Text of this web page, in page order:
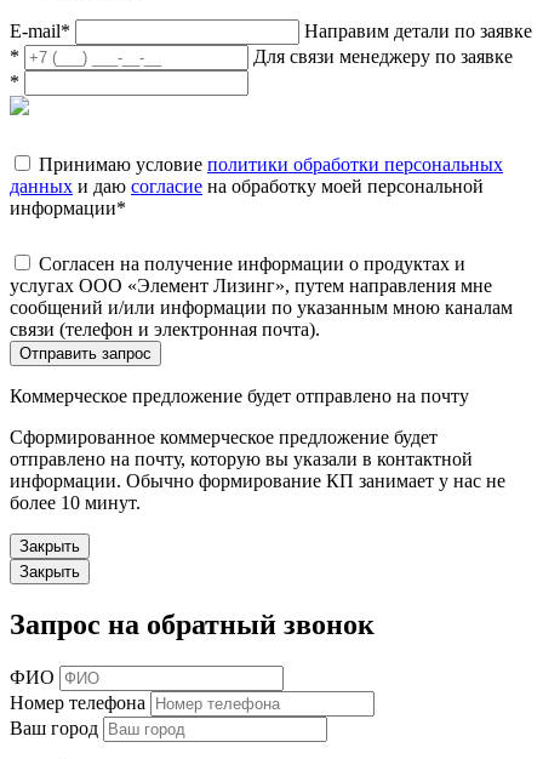
E-mail*
Направим детали по заявке
*
Для связи менеджеру по заявке
*
Принимаю условие политики обработки персональных
данных и даю согласие на обработку моей персональной
информации*
Согласен на получение информации о продуктах и
услугах ООО «Элемент Лизинг», путем направления мне
сообщений и/или информации по указанным мною каналам
связи (телефон и электронная почта).
Отправить запрос
Коммерческое предложение будет отправлено на почту
Сформированное коммерческое предложение будет
отправлено на почту, которую вы указали в контактной
информации. Обычно формирование КП занимает у нас не
более 10 минут.
Закрыть
Закрыть
Запрос на обратный звонок
ФИО
Номер телефона
Ваш город